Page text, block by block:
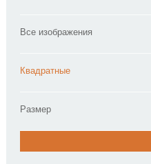
Все изображения
Квадратные
Размер